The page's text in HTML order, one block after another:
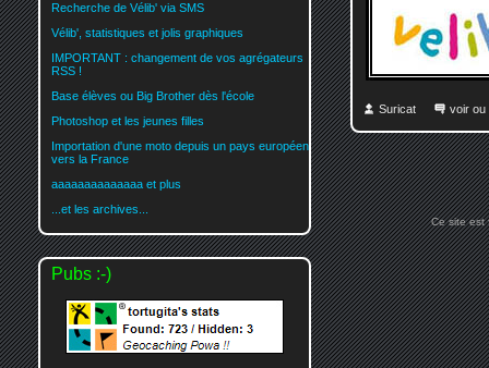
Suricat voir ou
Recherche de Vélib' via SMS
Vélib', statistiques et jolis graphiques
IMPORTANT : changement de vos agrégateurs
RSS !
Base élèves ou Big Brother dès l'école
Photoshop et les jeunes filles
Importation d'une moto depuis un pays européen
vers la France
aaaaaaaaaaaaaa et plus
...et les archives...
Pubs :-)
Ce site est